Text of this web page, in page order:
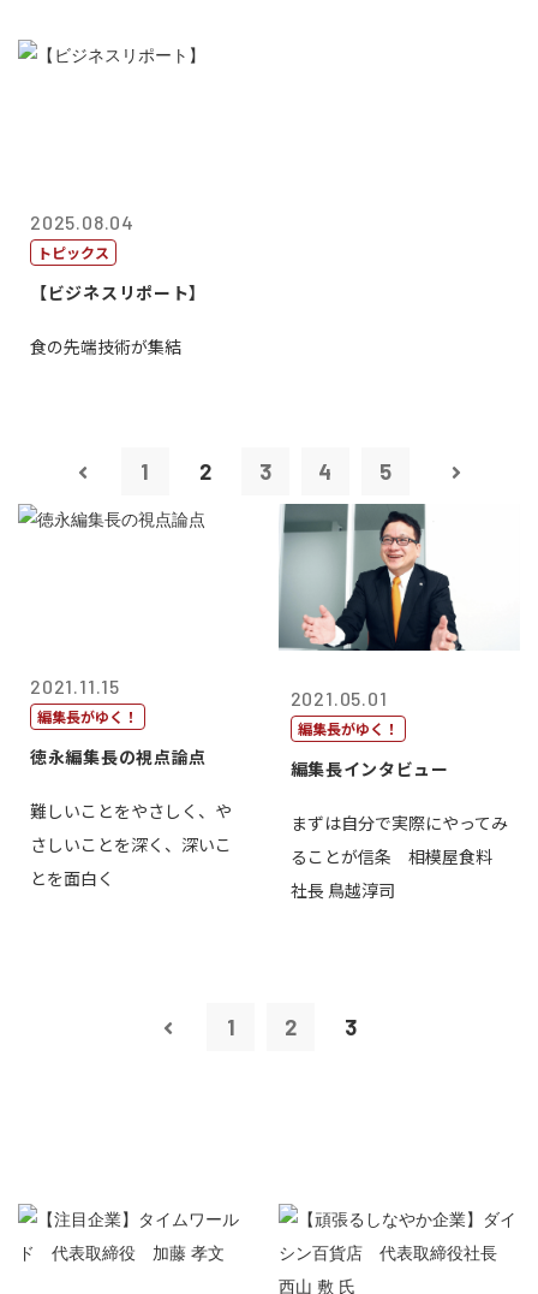
2025.08.04
トピックス
【ビジネスリポート】
食の先端技術が集結
1 2 3 4 5
2021.11.15
編集長がゆく！
徳永編集長の視点論点
難しいことをやさしく、や
さしいことを深く、深いこ
とを面白く
2021.05.01
編集長がゆく！
編集長インタビュー
まずは自分で実際にやってみ
ることが信条 相模屋食料
社長 鳥越淳司
1 2 3